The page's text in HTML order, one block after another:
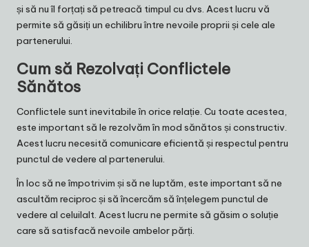
și să nu îl forțați să petreacă timpul cu dvs. Acest lucru vă
permite să găsiți un echilibru între nevoile proprii și cele ale
partenerului.
Cum să Rezolvați Conflictele
Sănătos
Conflictele sunt inevitabile în orice relație. Cu toate acestea,
este important să le rezolvăm în mod sănătos și constructiv.
Acest lucru necesită comunicare eficientă și respectul pentru
punctul de vedere al partenerului.
În loc să ne împotrivim și să ne luptăm, este important să ne
ascultăm reciproc și să încercăm să înțelegem punctul de
vedere al celuilalt. Acest lucru ne permite să găsim o soluție
care să satisfacă nevoile ambelor părți.